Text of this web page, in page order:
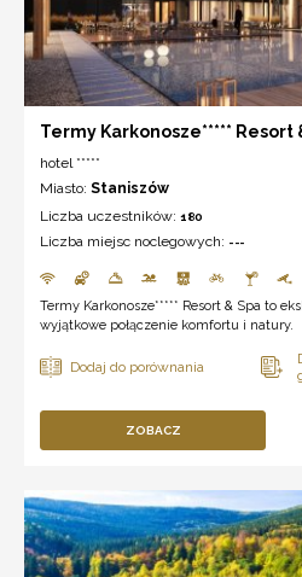
Termy Karkonosze***** Resort
hotel *****
Miasto: Staniszów
Liczba uczestników: 180
Liczba miejsc noclegowych: ---
Termy Karkonosze***** Resort & Spa to
wyjątkowe połączenie komfortu i natury.
ZOBACZ